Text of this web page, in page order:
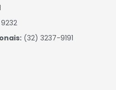
(32) 3237-9191